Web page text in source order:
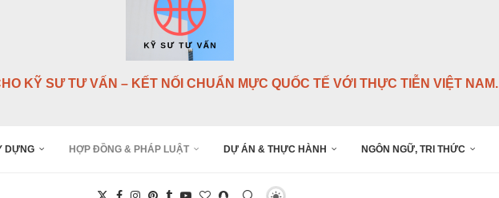
KỸ SƯ TƯ VẤN – KẾT NỐI CHUẨN MỰC QUỐC TẾ VỚI THỰC TIỄN VIỆT NAM.
DỰNG HỢP ĐỒNG & PHÁP LUẬT DỰ ÁN & THỰC HÀNH NGÔN NGỮ, TRI THỨC